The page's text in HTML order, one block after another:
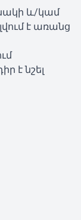
և/կամ
է առանց
է նշել